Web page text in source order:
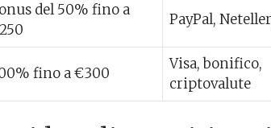
del 50% fino a
PayPal,
fino a €300
Visa, bonifico,
criptovalute